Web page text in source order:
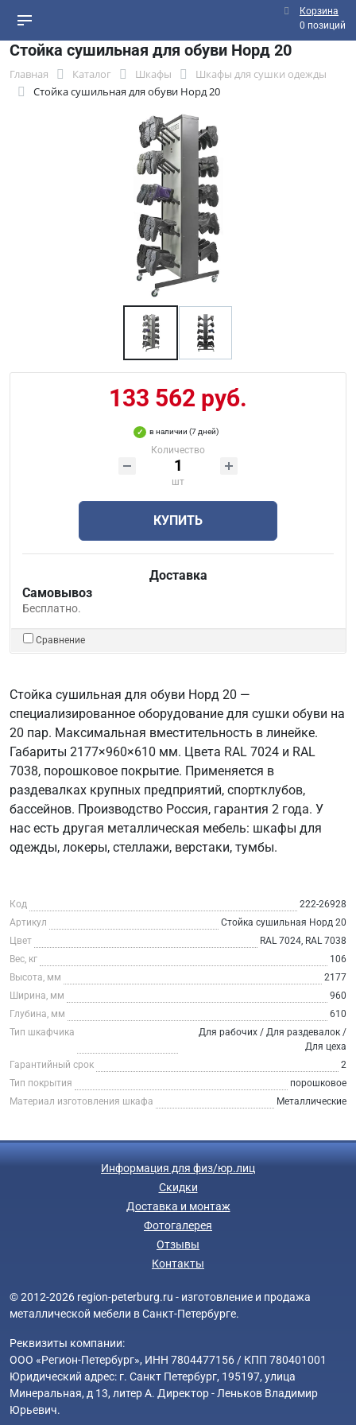
Корзина
0 позиций
Стойка сушильная для обуви Норд 20
Главная Каталог Шкафы
Шкафы для сушки одежды
Стойка сушильная для обуви Норд 20
133 562 руб.
в наличии (7 дней)
Количество
шт
КУПИТЬ
Доставка
Самовывоз
Бесплатно.
Сравнение
Стойка сушильная для обуви Норд 20 —
специализированное оборудование для сушки обуви на
20 пар. Максимальная вместительность в линейке.
Габариты 2177×960×610 мм. Цвета RAL 7024 и RAL
7038, порошковое покрытие. Применяется в
раздевалках крупных предприятий, спортклубов,
бассейнов. Производство Россия, гарантия 2 года. У
нас есть другая металлическая мебель: шкафы для
одежды, локеры, стеллажи, верстаки, тумбы.
Код
222-26928
Артикул
Стойка сушильная Норд 20
Цвет
RAL 7024, RAL 7038
Вес, кг
106
Высота, мм
2177
Ширина, мм
960
Глубина, мм
610
Тип шкафчика
Для рабочих / Для раздевалок /
Для цеха
Гарантийный срок
2
Тип покрытия
порошковое
Материал изготовления шкафа
Металлические
Информация для физ/юр.лиц
Скидки
Доставка и монтаж
Фотогалерея
Отзывы
Контакты
© 2012-2026 region-peterburg.ru - изготовление и продажа
металлической мебели в Санкт-Петербурге.
Реквизиты компании:
ООО «Регион-Петербург», ИНН 7804477156 / КПП 780401001
Юридический адрес: г. Санкт Петербург, 195197, улица
Минеральная, д 13, литер А. Директор - Леньков Владимир
Юрьевич.